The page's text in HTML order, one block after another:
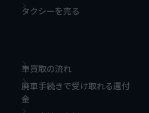
タクシーを売る
車買取の流れ
廃車手続きで受け取れる還付
金